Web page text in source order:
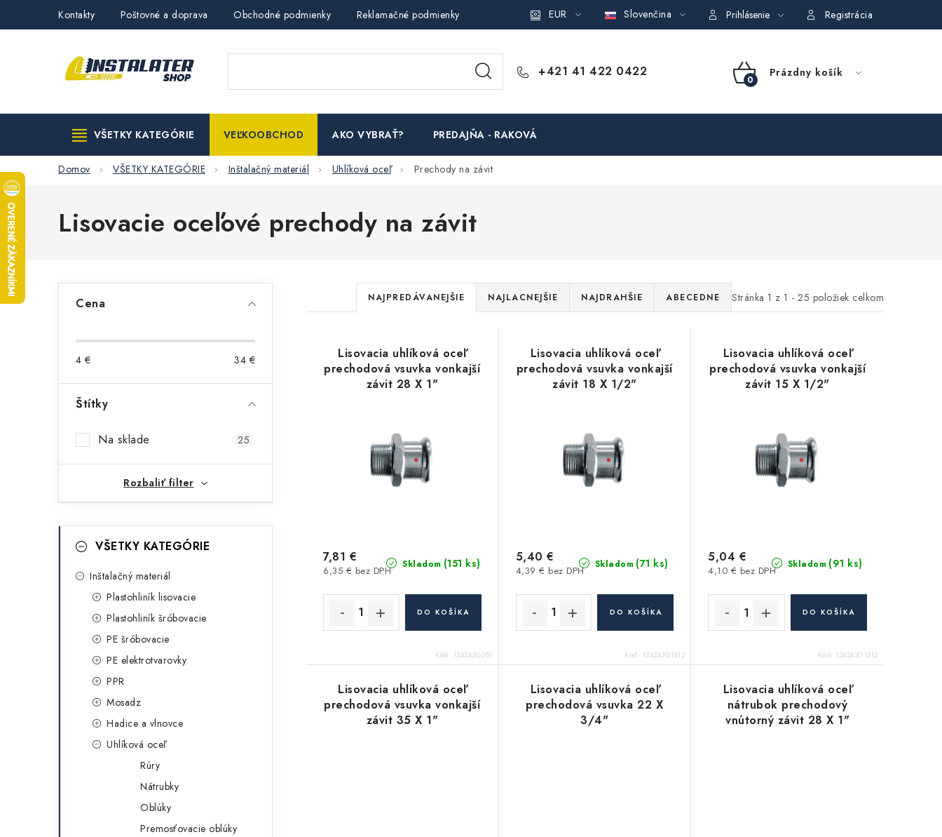
Kontakty Poštovné a doprava Obchodné podmienky Reklamačné podmienky Podmienky ochrany osobných údajov Obchodné podmienky požičovne náradia
EUR Slovenčina Prihlásenie Registrácia
+421 41 422 0422
NÁKUPNÝ
Prázdny košík
VŠETKY KATEGÓRIE VEĽKOOBCHOD AKO VYBRAŤ? PREDAJŇA - RAKOVÁ
Domov VŠETKY KATEGÓRIE Inštalačný materiál Uhlíková oceľ Prechody na závit
Lisovacie oceľové prechody na závit
n
a
e
l
Cena
4 € 34 €
Štítky
Na sklade 25
Rozbaliť filter
kategórieVŠETKY KATEGÓRIE
Inštalačný materiál
Plastohliník lisovacie
Plastohliník šróbovacie
PE šróbovacie
PE elektrotvarovky
PPR
Mosadz
Hadice a vlnovce
Uhlíková oceľ
Rúry
Nátrubky
Oblúky
Premosťovacie oblúky
Stránka 1 z 1 - 25 položiek celkom
R
a
d
e
d
u
k
t
o
v
NAJPREDÁVANEJŠIE NAJLACNEJŠIE NAJDRAHŠIE ABECEDNE
o
Lisovacia uhlíková oceľ
prechodová vsuvka vonkajší
závit 28 X 1"
Skladom (151 ks)
6,35 € bez DPH
7,81 €
DO KOŠÍKA
Kód: 124243G281
Lisovacia uhlíková oceľ
prechodová vsuvka vonkajší
závit 18 X 1/2"
Skladom (71 ks)
4,39 € bez DPH
5,40 €
DO KOŠÍKA
Kód: 124243G1812
Lisovacia uhlíková oceľ
prechodová vsuvka vonkajší
závit 15 X 1/2"
Skladom (91 ks)
4,10 € bez DPH
5,04 €
DO KOŠÍKA
Kód: 124243G1512
Lisovacia uhlíková oceľ
prechodová vsuvka vonkajší
závit 35 X 1"
Lisovacia uhlíková oceľ
prechodová vsuvka 22 X
3/4"
Lisovacia uhlíková oceľ
nátrubok prechodový
vnútorný závit 28 X 1"